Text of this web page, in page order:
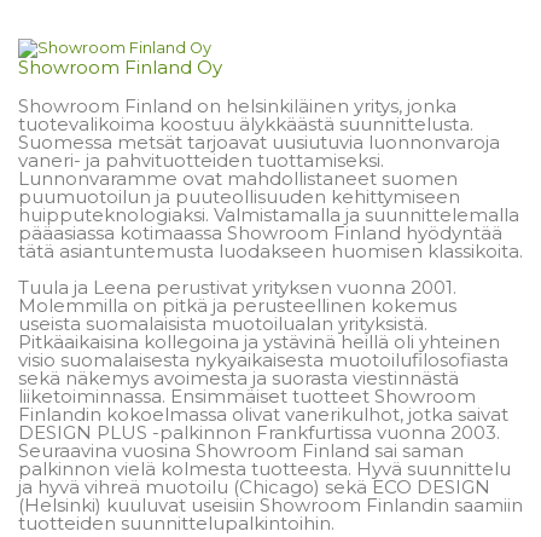
Showroom Finland Oy
Showroom Finland on helsinkiläinen yritys, jonka
tuotevalikoima koostuu älykkäästä suunnittelusta.
Suomessa metsät tarjoavat uusiutuvia luonnonvaroja
vaneri- ja pahvituotteiden tuottamiseksi.
Lunnonvaramme ovat mahdollistaneet suomen
puumuotoilun ja puuteollisuuden kehittymiseen
huipputeknologiaksi. Valmistamalla ja suunnittelemalla
pääasiassa kotimaassa Showroom Finland hyödyntää
tätä asiantuntemusta luodakseen huomisen klassikoita.
Tuula ja Leena perustivat yrityksen vuonna 2001.
Molemmilla on pitkä ja perusteellinen kokemus
useista suomalaisista muotoilualan yrityksistä.
Pitkäaikaisina kollegoina ja ystävinä heillä oli yhteinen
visio suomalaisesta nykyaikaisesta muotoilufilosofiasta
sekä näkemys avoimesta ja suorasta viestinnästä
liiketoiminnassa. Ensimmäiset tuotteet Showroom
Finlandin kokoelmassa olivat vanerikulhot, jotka saivat
DESIGN PLUS -palkinnon Frankfurtissa vuonna 2003.
Seuraavina vuosina Showroom Finland sai saman
palkinnon vielä kolmesta tuotteesta. Hyvä suunnittelu
ja hyvä vihreä muotoilu (Chicago) sekä ECO DESIGN
(Helsinki) kuuluvat useisiin Showroom Finlandin saamiin
tuotteiden suunnittelupalkintoihin.